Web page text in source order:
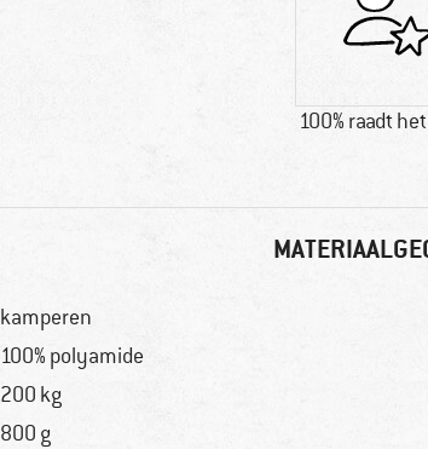
100% raadt
kamperen
100% polyamide
200 kg
800 g